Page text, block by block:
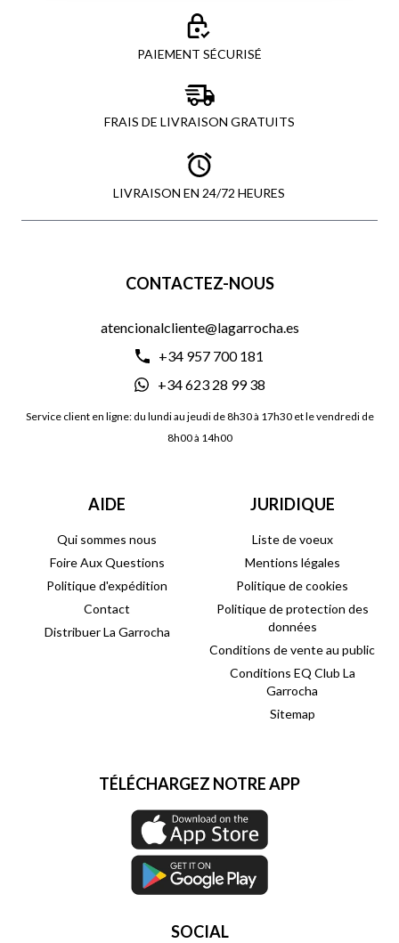
PAIEMENT SÉCURISÉ
FRAIS DE LIVRAISON GRATUITS
LIVRAISON EN 24/72 HEURES
CONTACTEZ-NOUS
atencionalcliente@lagarrocha.es
+34 957 700 181
+34 623 28 99 38
Service client en ligne: du lundi au jeudi de 8h30 à 17h30 et le vendredi de
8h00 à 14h00
AIDE
Qui sommes nous
Foire Aux Questions
Politique d'expédition
Contact
Distribuer La Garrocha
JURIDIQUE
Liste de voeux
Mentions légales
Politique de cookies
Politique de protection des
données
Conditions de vente au public
Conditions EQ Club La
Garrocha
Sitemap
TÉLÉCHARGEZ NOTRE APP
SOCIAL